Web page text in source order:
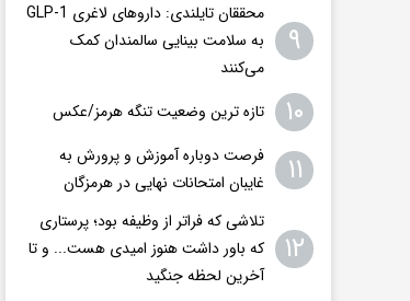
۹
محققان تایلندی: داروهای لاغری GLP-1
به سلامت بینایی سالمندان کمک
می‌کنند
۱۰ تازه ترین وضعیت تنگه هرمز/عکس
۱۱
فرصت دوباره آموزش و پرورش به
غایبان امتحانات نهایی در هرمزگان
۱۲
تلاشی که فراتر از وظیفه بود؛ پرستاری
که باور داشت هنوز امیدی هست... و تا
آخرین لحظه جنگید